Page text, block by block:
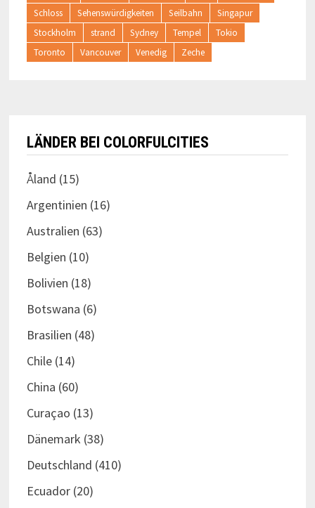
Schloss
Sehenswürdigkeiten Seilbahn
Singapur
Stockholm
strand Sydney Tempel
Tokio
Toronto
Vancouver Venedig Zeche
LÄNDER BEI COLORFULCITIES
Åland (15)
Argentinien (16)
Australien (63)
Belgien (10)
Bolivien (18)
Botswana (6)
Brasilien (48)
Chile(14)
China (60)
Curaçao (13)
Dänemark (38)
Deutschland (410)
Ecuador(20)